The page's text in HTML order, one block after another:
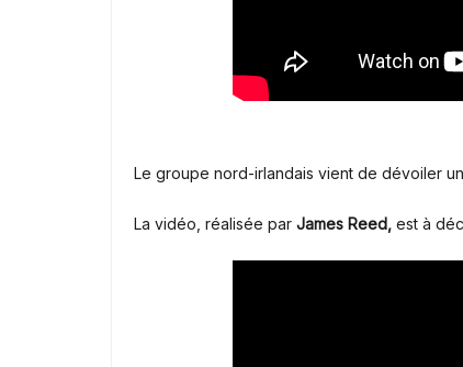
Le groupe nord-irlandais vient de dévoiler
La vidéo, réalisée par James Reed, est à